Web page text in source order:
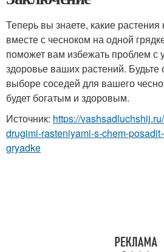
Теперь вы знаете, какие растения
вместе с чесноком на одной
поможет вам избежать проблем с
здоровье ваших растений.
выборе соседей для вашего
будет богатым и здоровым.
Источник: https://
drugimi-rasteniyami-s-chem-
gryadke